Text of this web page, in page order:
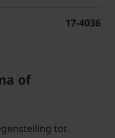
17-4036
of
tot